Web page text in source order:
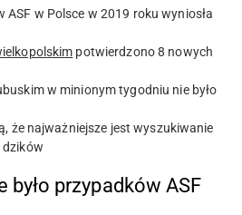
ASF w Polsce w 2019 roku wyniosła
potwierdzono 8 nowych
w minionym tygodniu nie było
że najważniejsze jest wyszukiwanie
dzików
było przypadków ASF